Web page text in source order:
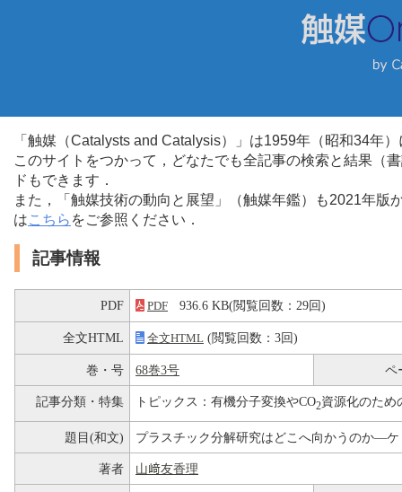
「触媒（Catalysts and Catalysis）」は1959年（昭和34年
このサイトをつかって，どなたでも全記事の検索と結果（
ドもできます．
また，「触媒技術の動向と展望」（触媒年鑑）も2021年
はこちら をご参照ください．
記事情報
PDF PDF 936.6 KB(閲覧回数：29回)
全文HTML 全文HTML (閲覧回数：3回)
巻・号 68巻3号 ペ
記事分類・特集 トピックス：有機分子変換やCO2資源化のため
題目(和文) プラスチック分解研究はどこへ向かうのか―
著者 山﨑友香理